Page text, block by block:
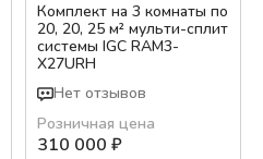
Комплект на 3 комнаты по
20, 20, 25 м² мульти-сплит
системы IGC RAM3-
X27URH
Нет отзывов
Розничная цена
310 000 ₽